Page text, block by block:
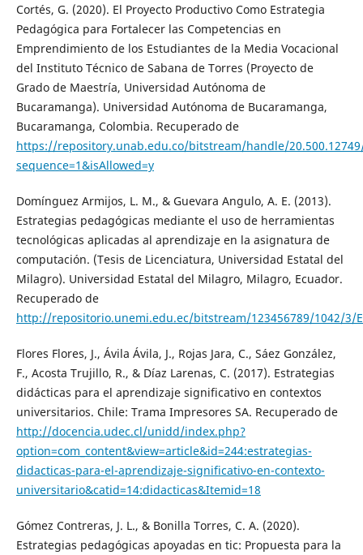
Cortés, G. (2020). El Proyecto Productivo Como Estrategia
Pedagógica para Fortalecer las Competencias en
Emprendimiento de los Estudiantes de la Media Vocacional
del Instituto Técnico de Sabana de Torres (Proyecto de
Grado de Maestría, Universidad Autónoma de
Bucaramanga). Universidad Autónoma de Bucaramanga,
Bucaramanga, Colombia. Recuperado de
https://repository.unab.edu.co/bitstream/handle/20.500.12749/
sequence=1&isAllowed=y
Domínguez Armijos, L. M., & Guevara Angulo, A. E. (2013).
Estrategias pedagógicas mediante el uso de herramientas
tecnológicas aplicadas al aprendizaje en la asignatura de
computación. (Tesis de Licenciatura, Universidad Estatal del
Milagro). Universidad Estatal del Milagro, Milagro, Ecuador.
Recuperado de
http://repositorio.unemi.edu.ec/bitstream/123456789/1042/3/
Flores Flores, J., Ávila Ávila, J., Rojas Jara, C., Sáez González,
F., Acosta Trujillo, R., & Díaz Larenas, C. (2017). Estrategias
didácticas para el aprendizaje significativo en contextos
universitarios. Chile: Trama Impresores SA. Recuperado de
http://docencia.udec.cl/unidd/index.php?
option=com_content&view=article&id=244:estrategias-
didacticas-para-el-aprendizaje-significativo-en-contexto-
universitario&catid=14:didacticas&Itemid=18
Gómez Contreras, J. L., & Bonilla Torres, C. A. (2020).
Estrategias pedagógicas apoyadas en tic: Propuesta para la